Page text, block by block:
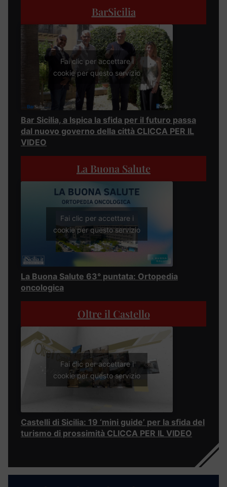
BarSicilia
Fai clic per accettare i
cookie per questo servizio
Bar Sicilia, a Ispica la sfida per il futuro passa
dal nuovo governo della città CLICCA PER IL
VIDEO
La Buona Salute
Fai clic per accettare i
cookie per questo servizio
La Buona Salute 63° puntata: Ortopedia
oncologica
Oltre il Castello
Fai clic per accettare i
cookie per questo servizio
Castelli di Sicilia: 19 ‘mini guide’ per la sfida del
turismo di prossimità CLICCA PER IL VIDEO